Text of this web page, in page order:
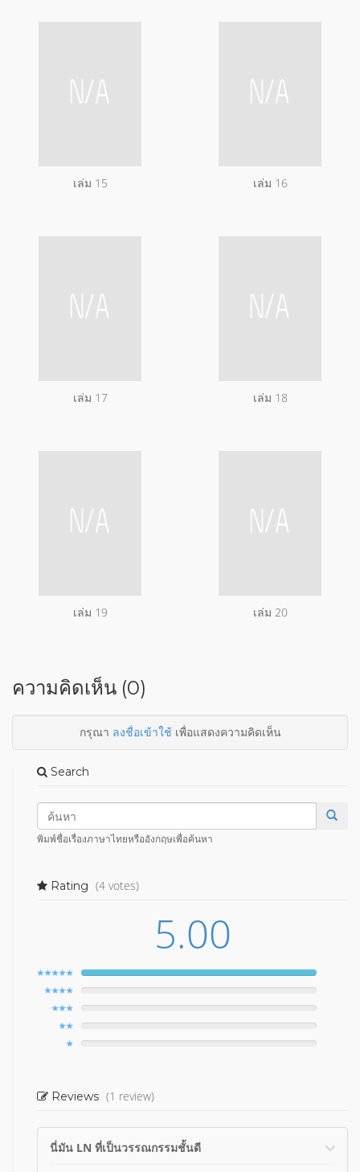
เล่ม 15 เล่ม 16
เล่ม 17 เล่ม 18
เล่ม 19 เล่ม 20
ความคิดเห็น (0)
กรุณา ลงชื่อเข้าใช้เพื่อแสดงความคิดเห็น
Search
พิมพ์ชื่อเรื่องภาษาไทยหรืออังกฤษเพื่อค้นหา
Rating (4 votes)
5.00
Reviews (1 review)
นี่มัน LN ที่เป็นวรรณกรรมชั้นดี